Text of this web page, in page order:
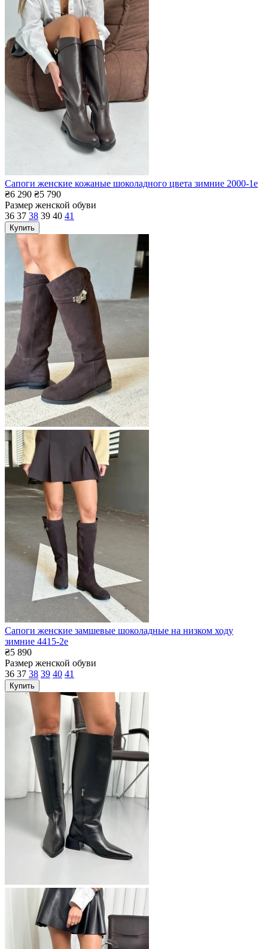
Сапоги женские кожаные шоколадного цвета зимние 2000-1е
₴6 290 ₴5 790
Размер женской обуви
36 37 38 39 40 41
Купить
Сапоги женские замшевые шоколадные на низком ходу
зимние 4415-2е
₴5 890
Размер женской обуви
36 37 38 39 40 41
Купить